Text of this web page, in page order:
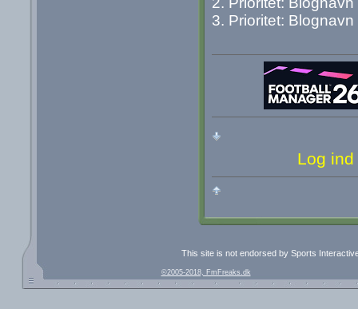
3. Prioritet: Blognavn
Log
This site is not endorsed by Sports
©2005-2018, FmFreaks.dk